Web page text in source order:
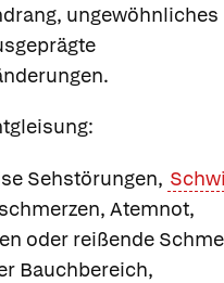
ungewöhnliches
Sehstörungen,
Atemnot,
oder reißende
Bauchbereich,